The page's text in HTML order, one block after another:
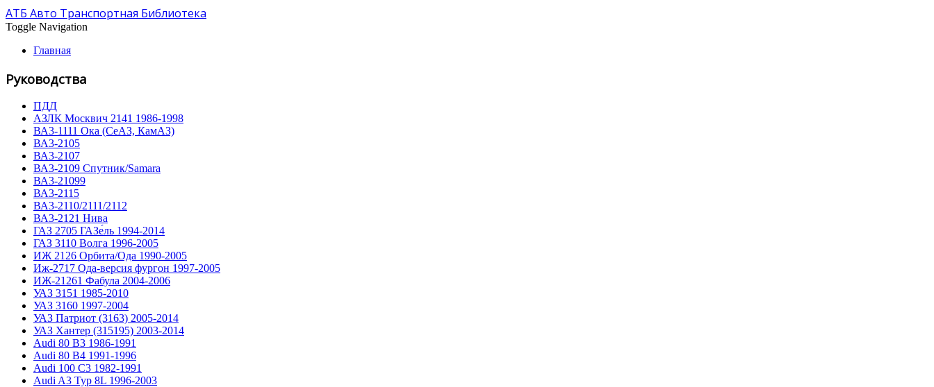
АТБ Авто Транспортная Библиотека
Toggle Navigation
Главная
Руководства
ПДД
АЗЛК Москвич 2141 1986-1998
ВА3-1111 Ока (СеАЗ, КамАЗ)
ВА3-2105
ВА3-2107
ВА3-2109 Спутник/Samara
ВА3-21099
ВА3-2115
ВА3-2110/2111/2112
ВА3-2121 Нива
ГАЗ 2705 ГАЗе́ль 1994-2014
ГАЗ 3110 Волга 1996-2005
ИЖ 2126 Орбита/Ода 1990-2005
Иж-2717 Ода-версия фургон 1997-2005
ИЖ-21261 Фабула 2004-2006
УАЗ 3151 1985-2010
УАЗ 3160 1997-2004
УАЗ Патриот (3163) 2005-2014
УАЗ Хантер (315195) 2003-2014
Audi 80 B3 1986-1991
Audi 80 B4 1991-1996
Audi 100 C3 1982-1991
Audi A3 Typ 8L 1996-2003